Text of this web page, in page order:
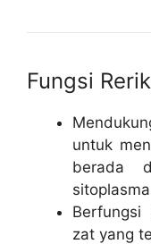
Fungsi
untuk
berada
zat yang